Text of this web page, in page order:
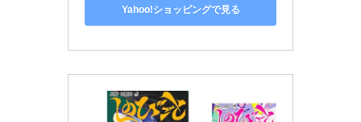
Yahoo!ショッピングで見る